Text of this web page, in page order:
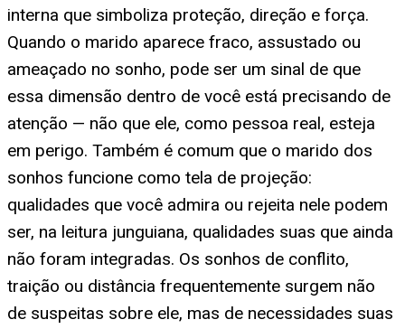
interna que simboliza proteção, direção e força.
Quando o marido aparece fraco, assustado ou
ameaçado no sonho, pode ser um sinal de que
essa dimensão dentro de você está precisando de
atenção — não que ele, como pessoa real, esteja
em perigo. Também é comum que o marido dos
sonhos funcione como tela de projeção:
qualidades que você admira ou rejeita nele podem
ser, na leitura junguiana, qualidades suas que ainda
não foram integradas. Os sonhos de conflito,
traição ou distância frequentemente surgem não
de suspeitas sobre ele, mas de necessidades suas